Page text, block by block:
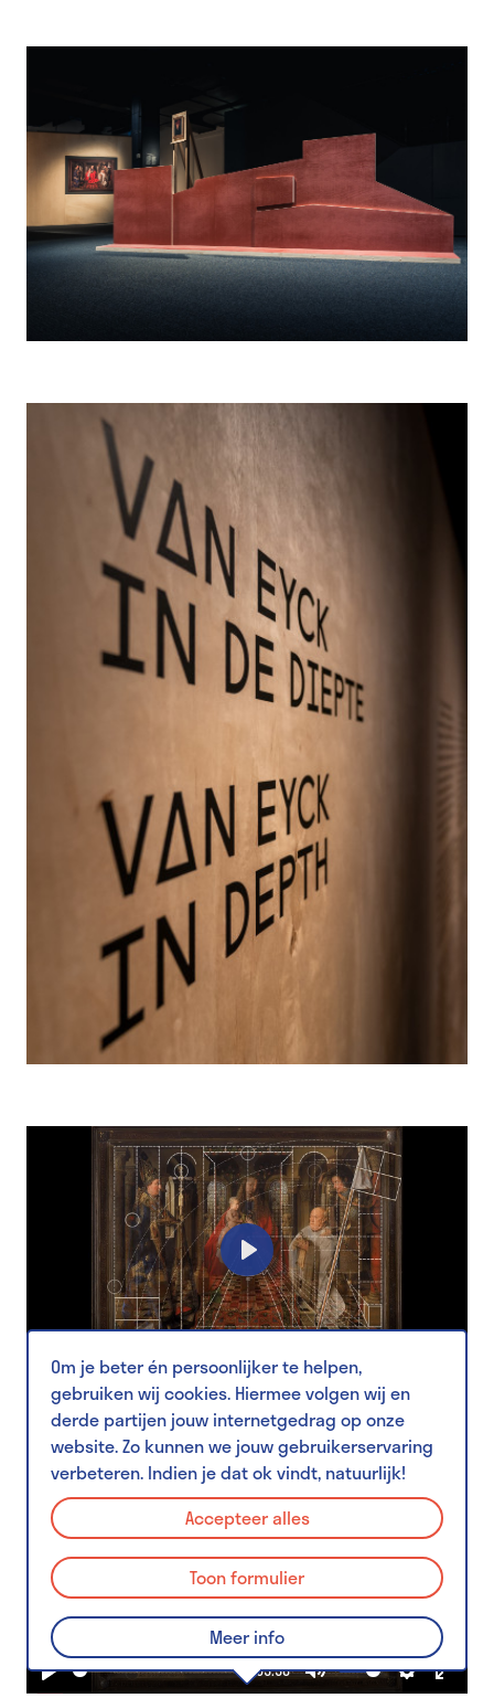
Om je beter én persoonlijker te helpen,
gebruiken wij cookies. Hiermee volgen wij en
derde partijen jouw internetgedrag op onze
website. Zo kunnen we jouw gebruikerservaring
verbeteren. Indien je dat ok vindt, natuurlijk!
Accepteer alles
Toon formulier
Meer info
Play Mute
Play
03:38
Play